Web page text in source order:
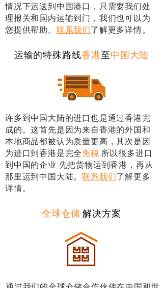
情况下运送到中国港口，只需要我们处
理报关和国内运输到门，我们也可以为
您提供帮助。 联系我们了解更多详情。
运输的特殊路线香港至中国大陆
许多到中国大陆的进口也是通过香港完
成的。这首先是因为来自香港的外国和
本地商品都被认为质量更高，其次是因
为进口到香港是完全免税.所以很多进口
到中国的企业 先把货物运到香港，再从
那里运到中国大陆。联系我们了解更多
详情。
全球仓储解决方案